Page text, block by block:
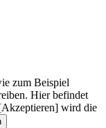
zum Beispiel
Hier befindet
wird die